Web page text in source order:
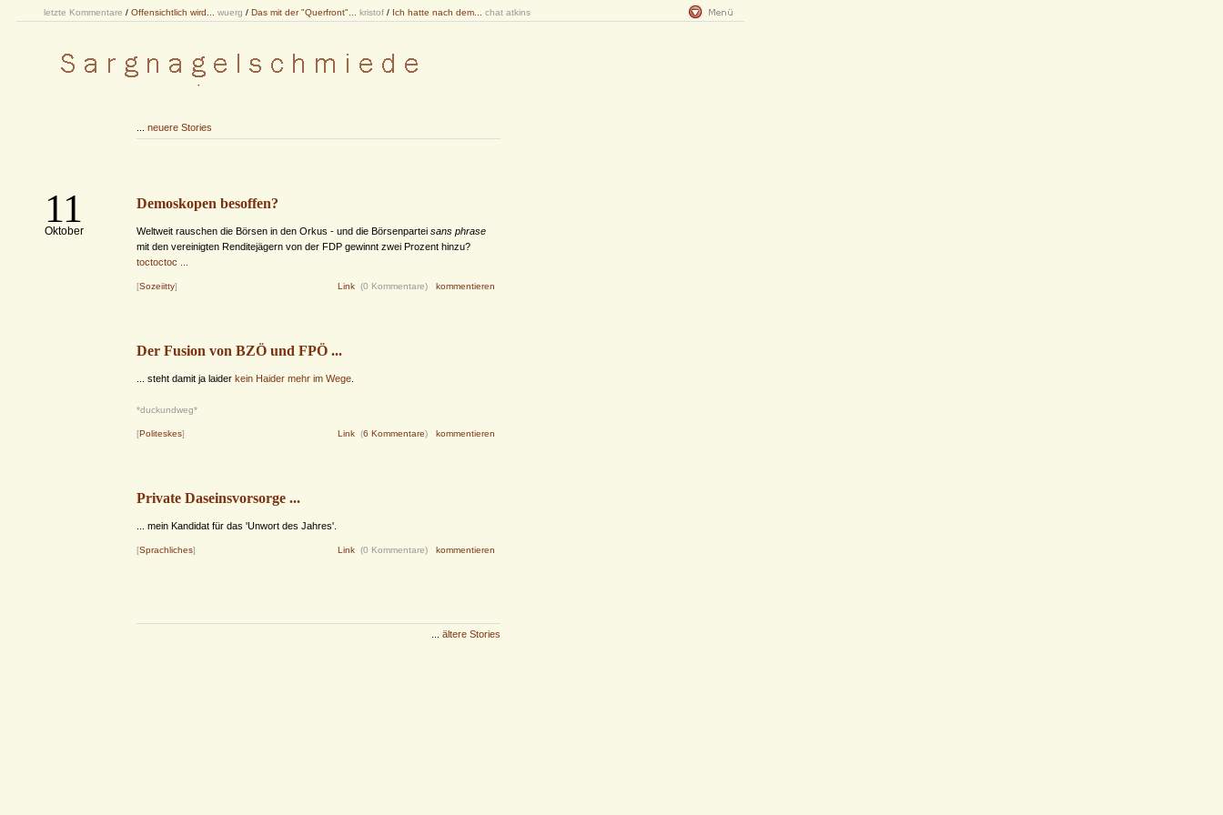
letzte Kommentare / Offensichtlich wird... wuerg / Das mit der "Querfront"... kristof / Ich hatte nach dem... chat atkins
neuere Stories
11
Oktober
Demoskopen besoffen?
Weltweit rauschen die Börsen in den Orkus - und die Börsenpartei sans phrase
mit den vereinigten Renditejägern von der FDP gewinnt zwei Prozent hinzu?
toctoctoc ...
[Sozeiitty] Link (0 Kommentare) kommentieren
Der Fusion von BZÖ und FPÖ ...
... steht damit ja laider kein Haider mehr im Wege
*duckundweg*
[Politeskes] Link (6 Kommentare) kommentieren
Private Daseinsvorsorge ...
... mein Kandidat für das 'Unwort des Jahres'.
[Sprachliches] Link (0 Kommentare) kommentieren
ältere Stories